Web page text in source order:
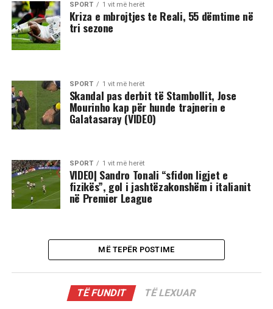
SPORT 1 vit më herët
Kriza e mbrojtjes te Reali, 55 dëmtime në
tri sezone
SPORT 1 vit më herët
Skandal pas derbit të Stambollit, Jose
Mourinho kap për hunde trajnerin e
Galatasaray (VIDEO)
SPORT 1 vit më herët
VIDEO| Sandro Tonali “sfidon ligjet e
fizikës”, gol i jashtëzakonshëm i italianit
në Premier League
MË TEPËR POSTIME
TË FUNDIT TË LEXUAR